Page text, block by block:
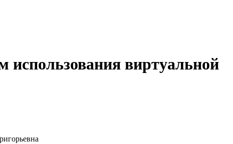
виртуальной